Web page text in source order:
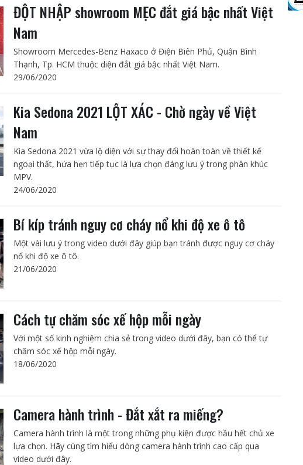
ĐỘT NHẬP showroom MẸC đắt giá bậc nhất Việt
Nam
Showroom Mercedes-Benz Haxaco ở Điện Biên Phủ, Quận Bình
Thạnh, Tp. HCM thuộc diện đắt giá bậc nhất Việt Nam.
29/06/2020
Kia Sedona 2021 LỘT XÁC - Chờ ngày về Việt
Nam
Kia Sedona 2021 vừa lộ diện với sự thay đổi hoàn toàn về thiết kế
ngoại thất, hứa hẹn tiếp tục là lựa chọn đáng lưu ý trong phân khúc
MPV.
24/06/2020
Bí kíp tránh nguy cơ cháy nổ khi độ xe ô tô
Một vài lưu ý trong video dưới đây giúp bạn tránh được nguy cơ cháy
nổ khi độ xe ô tô.
21/06/2020
Cách tự chăm sóc xế hộp mỗi ngày
Với một số kinh nghiệm chia sẻ trong video dưới đây, bạn có thể tự
chăm sóc xế hộp mỗi ngày.
18/06/2020
Camera hành trình - Đắt xắt ra miếng?
Camera hành trình là một trong những phụ kiện được hầu hết chủ xe
lựa chọn. Hãy cùng tìm hiểu dòng camera hành trình cao cấp qua
video dưới đây.